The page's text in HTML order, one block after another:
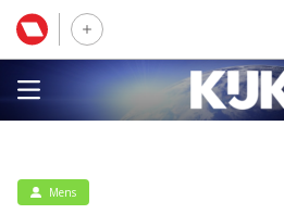
Mens